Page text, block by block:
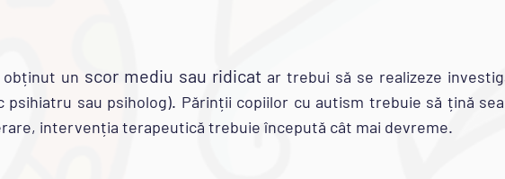
obținut un scor mediu sau ridicat ar trebui să se realizeze
psihiatru sau psiholog). Părinții copiilor cu autism trebuie să țină
intervenția terapeutică trebuie începută cât mai devreme.